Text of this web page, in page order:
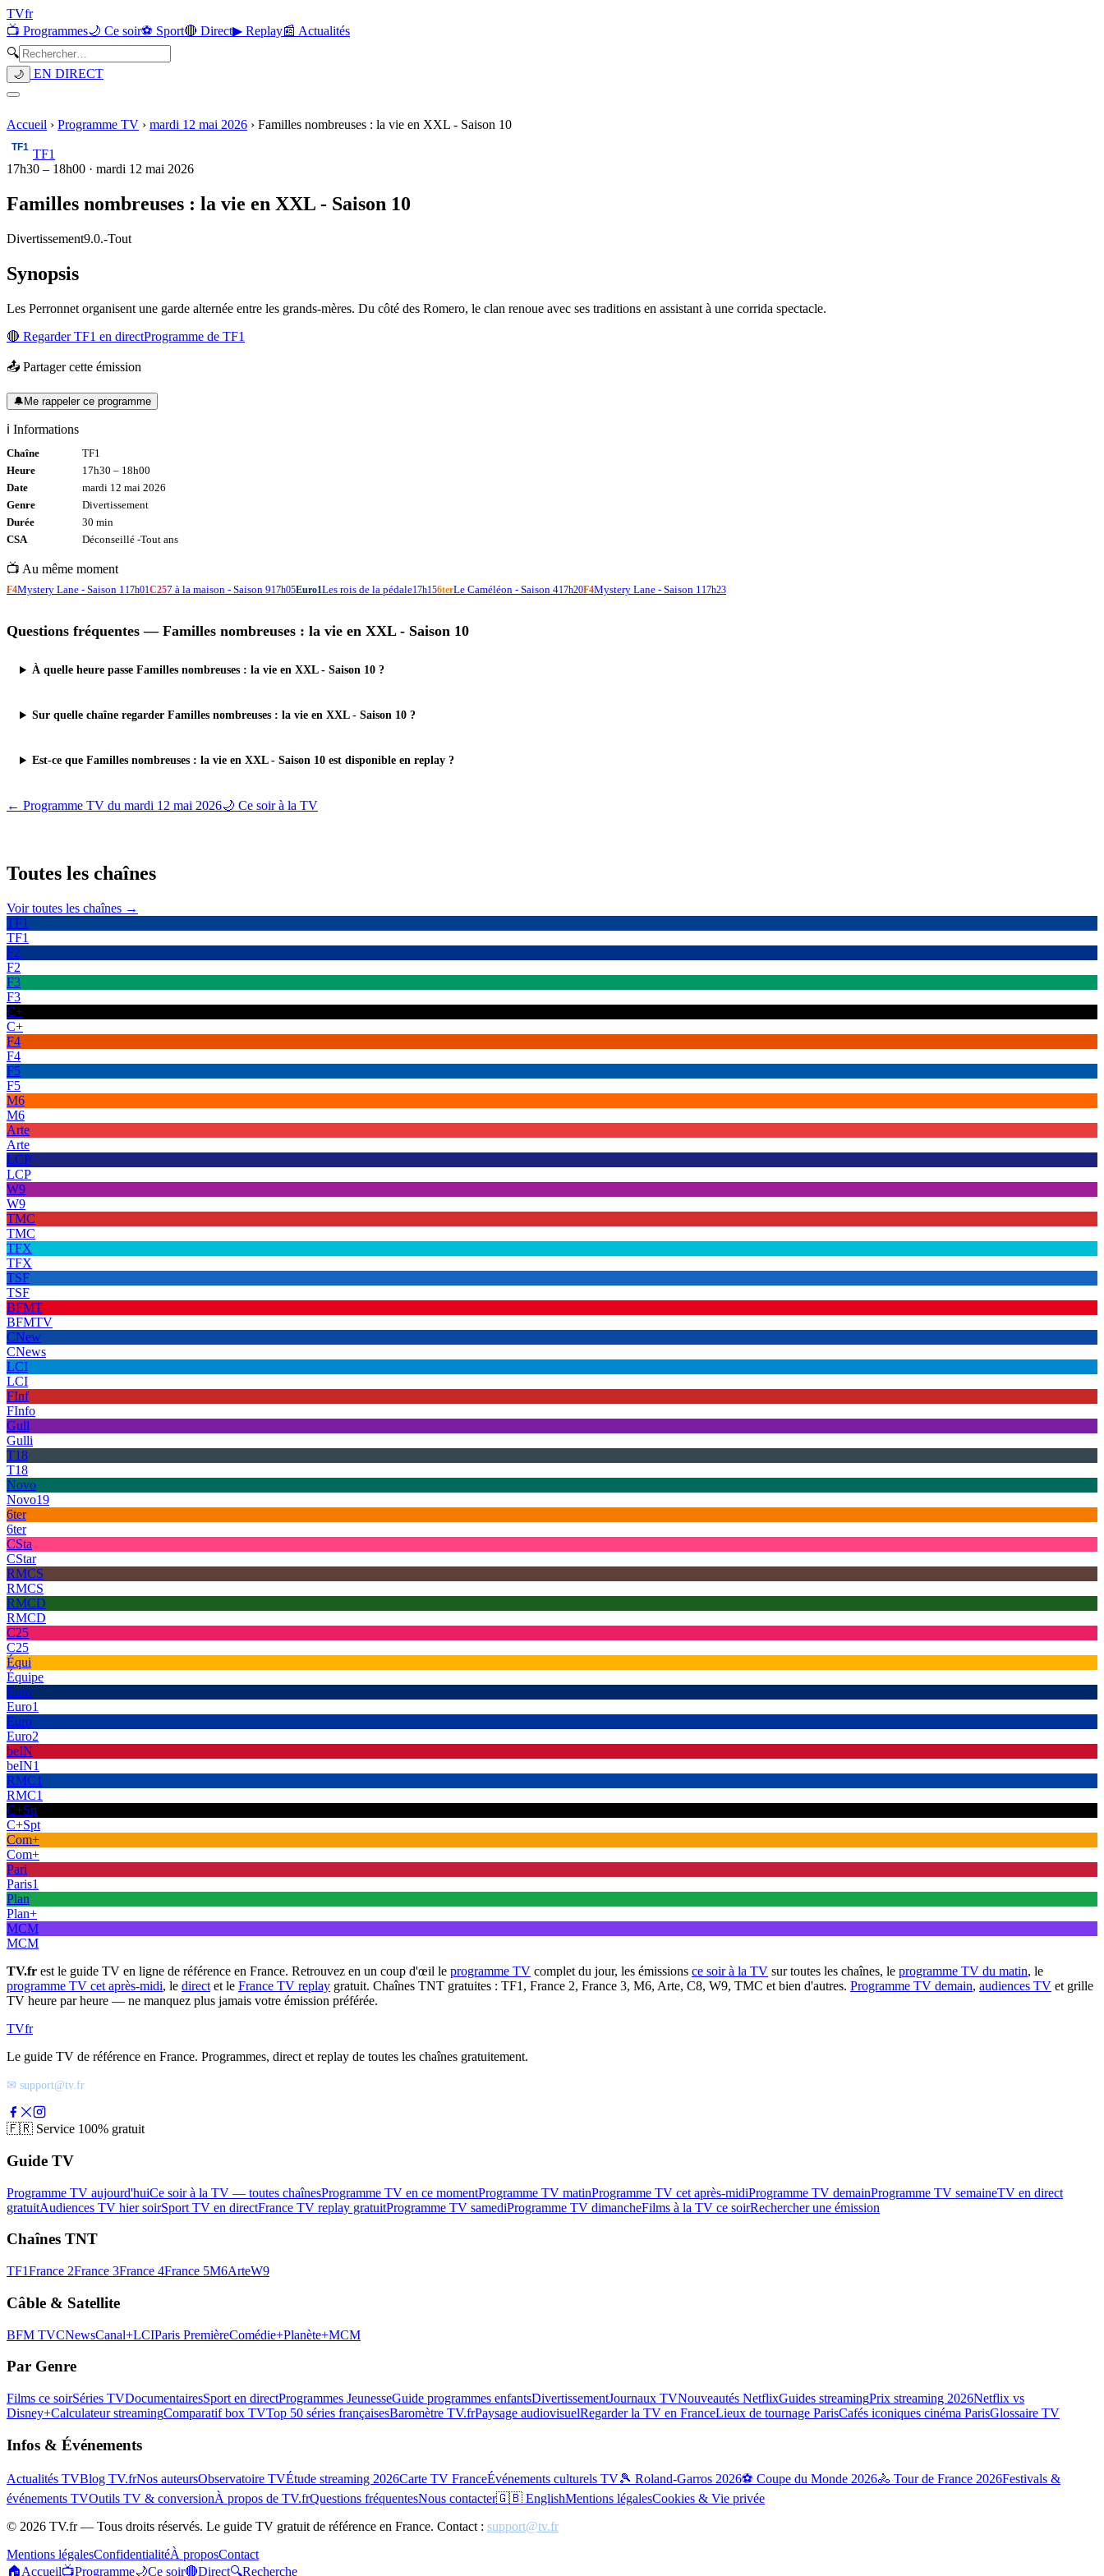
TVfr
📺 Programmes🌙 Ce soir⚽ Sport🔴 Direct▶ Replay📰 Actualités
🔍
🌙 EN DIRECT
Accueil › Programme TV › mardi 12 mai 2026 › Familles nombreuses : la vie en XXL - Saison 10
TF1
17h30 – 18h00 · mardi 12 mai 2026
Familles nombreuses : la vie en XXL - Saison 10
Divertissement9.0.-Tout
Synopsis
Les Perronnet organisent une garde alternée entre les grands-mères. Du côté des Romero, le clan renoue avec ses traditions en assistant à une corrida spectacle.
🔴 RegarderTF1 en directProgramme de TF1
📤 Partager cette émission
🔔Me rappeler ce programme
ℹ️ Informations
Chaîne
TF1
Heure
17h30 – 18h00
Date
mardi 12 mai 2026
Genre
Divertissement
Durée
30 min
CSA
Déconseillé -Tout ans
📺 Au même moment
F4Mystery Lane - Saison 117h01C257 à la maison - Saison 917h05Euro1Les rois de la pédale17h156terLe Caméléon - Saison 417h20F4Mystery Lane - Saison 117h23
Questions fréquentes — Familles nombreuses : la vie en XXL - Saison 10
À quelle heure passe Familles nombreuses : la vie en XXL - Saison 10 ?
Sur quelle chaîne regarder Familles nombreuses : la vie en XXL - Saison 10 ?
Est-ce que Familles nombreuses : la vie en XXL - Saison 10 est disponible en replay ?
← Programme TV du mardi 12 mai 2026🌙 Ce soir à la TV
Toutes les chaînes
Voir toutes les chaînes →
TF1
TF1
F2
F2
F3
F3
C+
C+
F4
F4
F5
F5
M6
M6
Arte
Arte
LCP
LCP
W9
W9
TMC
TMC
TFX
TFX
TSF
TSF
BFMT
BFMTV
CNew
CNews
LCI
LCI
FInf
FInfo
Gull
Gulli
T18
T18
Novo
Novo19
6ter
6ter
CSta
CStar
RMCS
RMCS
RMCD
RMCD
C25
C25
Équi
Équipe
Euro
Euro1
Euro
Euro2
beIN
beIN1
RMC1
RMC1
C+Sp
C+Spt
Com+
Com+
Pari
Paris1
Plan
Plan+
MCM
MCM
TV.fr est le guide TV en ligne de référence en France. Retrouvez en un coup d'œil le programme TV complet du jour, les émissions ce soir à la TV sur toutes les chaînes, le programme TV du matin, le
programme TV cet après-midi, le direct et le France TV replay gratuit. Chaînes TNT gratuites : TF1, France 2, France 3, M6, Arte, C8, W9, TMC et bien d'autres. Programme TV demain, audiences TV et grille
TV heure par heure — ne manquez plus jamais votre émission préférée.
TVfr
Le guide TV de référence en France. Programmes, direct et replay de toutes les chaînes gratuitement.
✉ support@tv.fr
🇫🇷 Service 100% gratuit
Guide TV
Programme TV aujourd'huiCe soir à la TV — toutes chaînesProgramme TV en ce momentProgramme TV matinProgramme TV cet après-midiProgramme TV demainProgramme TV semaineTV en direct
gratuitAudiences TV hier soirSport TV en directFrance TV replay gratuitProgramme TV samediProgramme TV dimancheFilms à la TV ce soirRechercher une émission
Chaînes TNT
TF1France 2France 3France 4France 5M6ArteW9
Câble & Satellite
BFM TVCNewsCanal+LCIParis PremièreComédie+Planète+MCM
Par Genre
Films ce soirSéries TVDocumentairesSport en directProgrammes JeunesseGuide programmes enfantsDivertissementJournaux TVNouveautés NetflixGuides streamingPrix streaming 2026Netflix vs
Disney+Calculateur streamingComparatif box TVTop 50 séries françaisesBaromètre TV.frPaysage audiovisuelRegarder la TV en FranceLieux de tournage ParisCafés iconiques cinéma ParisGlossaire TV
Infos & Événements
Actualités TVBlog TV.frNos auteursObservatoire TVÉtude streaming 2026Carte TV FranceÉvénements culturels TV🎾 Roland-Garros 2026⚽ Coupe du Monde 2026🚴 Tour de France 2026Festivals &
événements TVOutils TV & conversionÀ propos de TV.frQuestions fréquentesNous contacter🇬🇧 EnglishMentions légalesCookies & Vie privée
© 2026 TV.fr — Tous droits réservés. Le guide TV gratuit de référence en France. Contact : support@tv.fr
Mentions légalesConfidentialitéÀ proposContact
🏠Accueil📺Programme🌙Ce soir🔴Direct🔍Recherche